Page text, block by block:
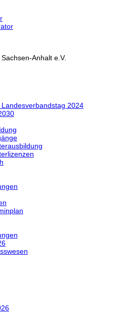
Anhalt e.V.
2024